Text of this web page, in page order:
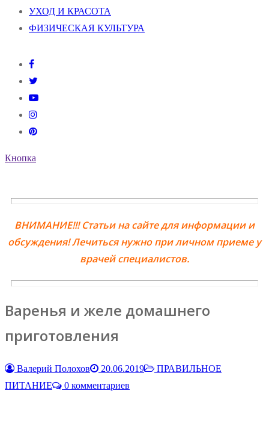
УХОД И КРАСОТА
ФИЗИЧЕСКАЯ КУЛЬТУРА
Кнопка
ВНИМАНИЕ!!! Статьи на сайте для информации и
обсуждения! Лечиться нужно при личном приеме у
врачей специалистов.
Варенья и желе домашнего
приготовления
Валерий Полохов 20.06.2019
ПРАВИЛЬНОЕ
ПИТАНИЕ
0 комментариев